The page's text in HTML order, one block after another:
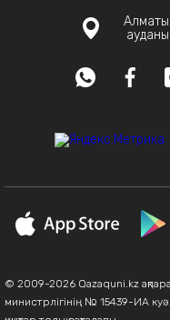
Алматы
© 2009-2026 Qazaquni.kz
министрлігінің № 15439-ИА